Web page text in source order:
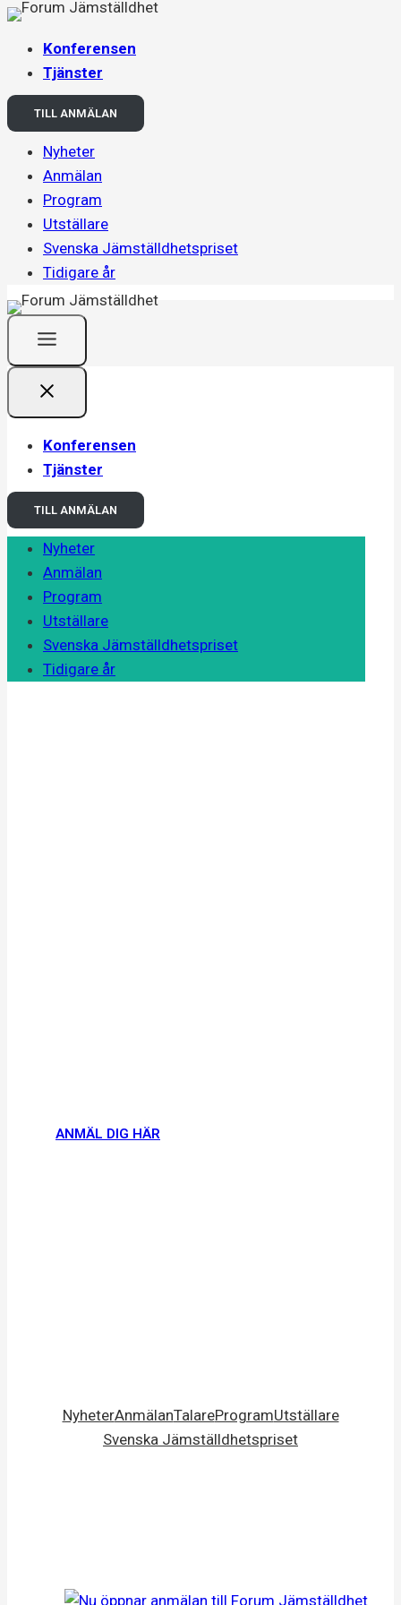
Skip
content
Konferensen
Tjänster
TILL ANMÄLAN
Nyheter
Anmälan
Program
Utställare
Svenska Jämställdhetspriset
Tidigare år
Konferensen
Tjänster
TILL ANMÄLAN
Nyheter
Anmälan
Program
Utställare
Svenska Jämställdhetspriset
Tidigare år
ANMÄL DIG HÄR
NyheterAnmälanTalareProgramUtställare
Svenska Jämställdhetspriset